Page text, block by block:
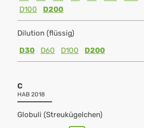
D100
D200
Dilution (flüssig)
D30
D60 D100 D200
C
HAB 2018
Globuli (Streukügelchen)